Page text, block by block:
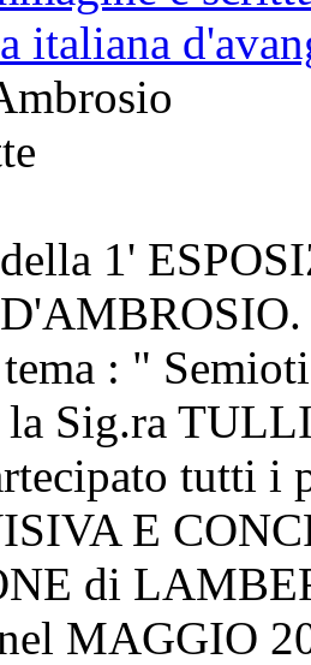
italiana
1'
: "
la Sig.ra
tutti i
E
di
MAGGIO